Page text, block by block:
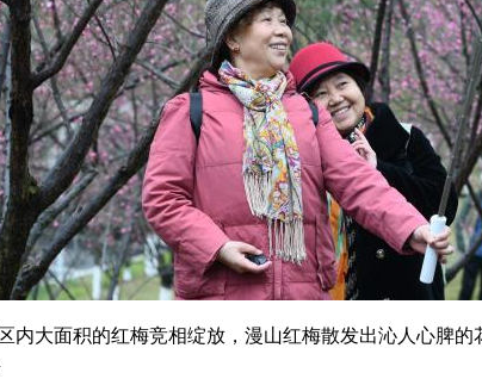
大面积的红梅竞相绽放，漫山红梅散发出沁人心脾的